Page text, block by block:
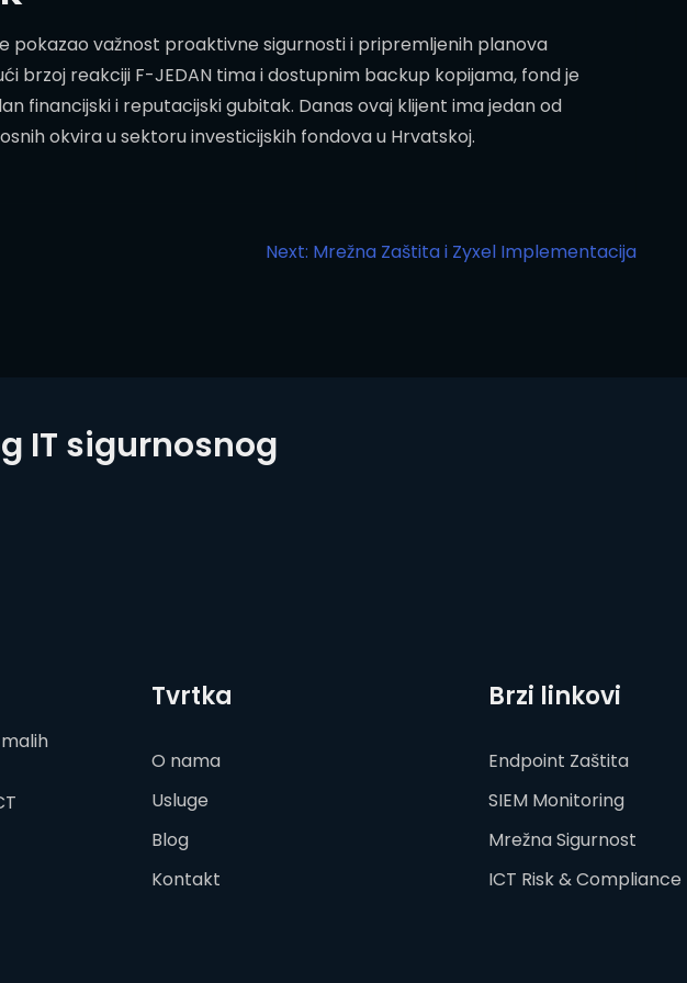
pokazao važnost proaktivne sigurnosti i pripremljenih planova
brzoj reakciji F-JEDAN tima i dostupnim backup kopijama, fond je
financijski i reputacijski gubitak. Danas ovaj klijent ima jedan od
okvira u sektoru investicijskih fondova u Hrvatskoj.
Next: Mrežna Zaštita i Zyxel Implementacija
IT sigurnosnog
Tvrtka
O nama
Usluge
Blog
Kontakt
Brzi linkovi
Endpoint Zaštita
SIEM Monitoring
Mrežna Sigurnost
ICT Risk & Compliance